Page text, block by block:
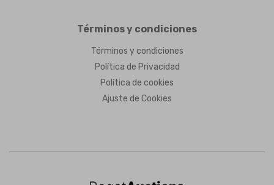
Términos y condiciones
Términos y condiciones
Política de Privacidad
Política de cookies
Ajuste de Cookies